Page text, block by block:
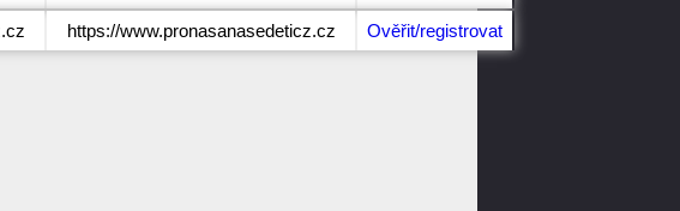
https://www.pronasanasedeticz.cz Ověřit/registrovat